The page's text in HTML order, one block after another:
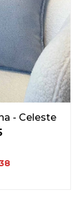
- Celeste